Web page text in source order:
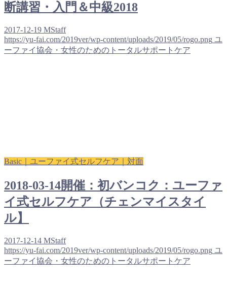
断講習・入門＆中級2018
2017-12-19 MStaff
https://yu-fai.com/2019ver/wp-content/uploads/2019/05/rogo.png ユ
ーファイ協会・女性のためのトータルサポートケア
Basic｜ユーファイ式セルフケア｜対面
2018-03-14開催：初バンコク：ユーファ
イ式セルフケア（チェンマイスタイ
ル】
2017-12-14 MStaff
https://yu-fai.com/2019ver/wp-content/uploads/2019/05/rogo.png ユ
ーファイ協会・女性のためのトータルサポートケア